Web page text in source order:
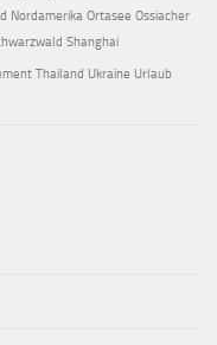
Nordamerika Ortasee Ossiacher
Shanghai
Thailand Ukraine Urlaub